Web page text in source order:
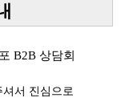
B2B 상담회
서 진심으로